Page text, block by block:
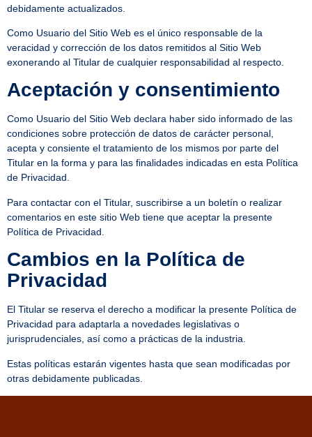
debidamente actualizados.
Como Usuario del Sitio Web es el único responsable de la
veracidad y corrección de los datos remitidos al Sitio Web
exonerando al Titular de cualquier responsabilidad al respecto.
Aceptación y consentimiento
Como Usuario del Sitio Web declara haber sido informado de las
condiciones sobre protección de datos de carácter personal,
acepta y consiente el tratamiento de los mismos por parte del
Titular en la forma y para las finalidades indicadas en esta Política
de Privacidad.
Para contactar con el Titular, suscribirse a un boletín o realizar
comentarios en este sitio Web tiene que aceptar la presente
Política de Privacidad.
Cambios en la Política de
Privacidad
El Titular se reserva el derecho a modificar la presente Política de
Privacidad para adaptarla a novedades legislativas o
jurisprudenciales, así como a prácticas de la industria.
Estas políticas estarán vigentes hasta que sean modificadas por
otras debidamente publicadas.